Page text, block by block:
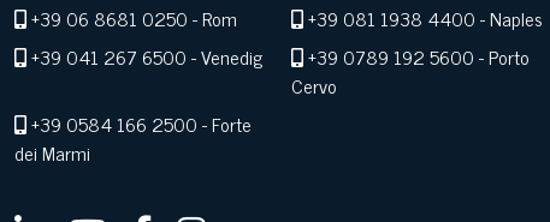
+39 06 8681 0250- Rom +39 081 1938 4400- Naples
+39 041 267 6500- Venedig +39 0789 192 5600- Porto
Cervo
+39 0584 166 2500- Forte
dei Marmi